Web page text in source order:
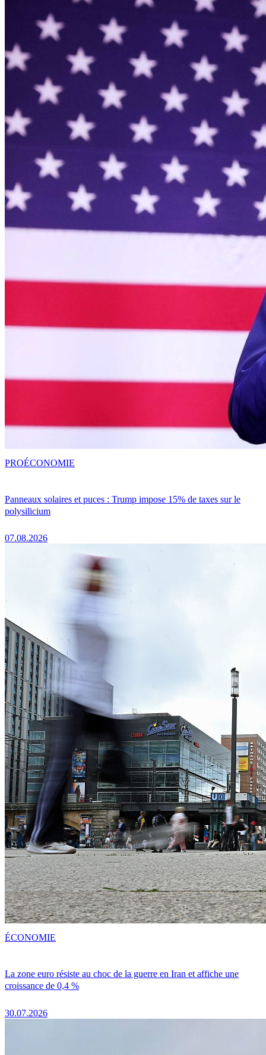
Panneaux solaires et puces : Trump impose 15% de taxes sur le
polysilicium
07.08.2026
PROÉCONOMIE
La zone euro résiste au choc de la guerre en Iran et affiche une
croissance de 0,4 %
30.07.2026
ÉCONOMIE